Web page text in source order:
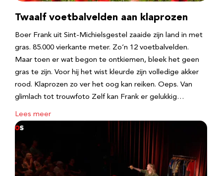
Twaalf voetbalvelden aan klaprozen
Boer Frank uit Sint-Michielsgestel zaaide zijn land in met
gras. 85.000 vierkante meter. Zo’n 12 voetbalvelden.
Maar toen er wat begon te ontkiemen, bleek het geen
gras te zijn. Voor hij het wist kleurde zijn volledige akker
rood. Klaprozen zo ver het oog kan reiken. Oeps. Van
glimlach tot trouwfoto Zelf kan Frank er gelukkig…
Lees meer